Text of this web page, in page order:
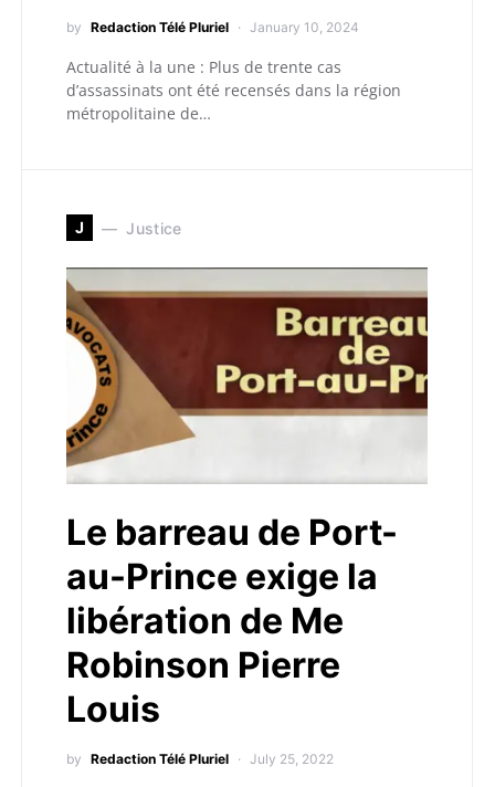
by Redaction Télé Pluriel January 10, 2024
Actualité à la une : Plus de trente cas
d’assassinats ont été recensés dans la région
métropolitaine de…
J Justice
Le barreau de Port-
au-Prince exige la
libération de Me
Robinson Pierre
Louis
by Redaction Télé Pluriel July 25, 2022